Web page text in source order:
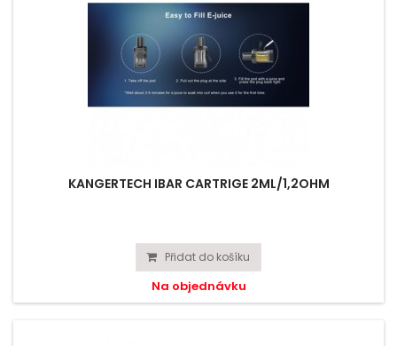
KANGERTECH IBAR CARTRIGE 2ML/1,2OHM
Přidat do košíku
Na objednávku